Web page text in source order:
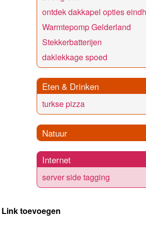
ontdek dakkapel opties
Warmtepomp Gelderland
Stekkerbatterijen
daklekkage spoed
Eten & Drinken
turkse pizza
Natuur
Internet
server side tagging
Link toevoegen